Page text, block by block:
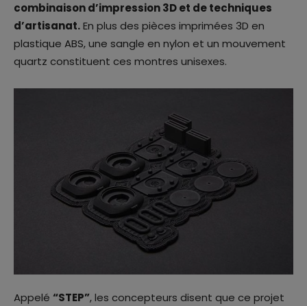
combinaison d’impression 3D et de techniques
d’artisanat.En plus des pièces imprimées 3D en
plastique ABS, une sangle en nylon et un mouvement
quartz constituent ces montres unisexes.
Appelé “STEP”, les concepteurs disent que ce projet